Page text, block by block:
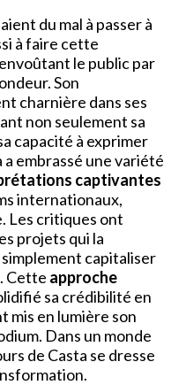
du mal à passer à
à faire cette
le public par
Son
charnière dans ses
non seulement sa
capacité à exprimer
a embrassé une variété
captivantes
internationaux,
Les critiques ont
projets qui la
capitaliser
Cette approche
sa crédibilité en
mis en lumière son
Dans un monde
de Casta se dresse